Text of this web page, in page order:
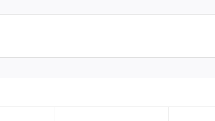
dàng và chân đế có thể điều chỉnh, bạn có thể tùy chỉnh bàn